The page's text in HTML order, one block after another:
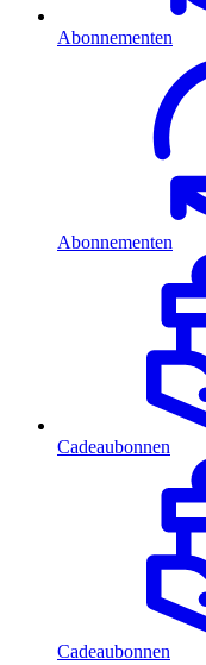
Abonnementen
Abonnementen
Cadeaubonnen
Cadeaubonnen